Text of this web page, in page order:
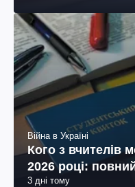
Війна в Україні
Кого з вчителів
2026 році:
3 дні тому